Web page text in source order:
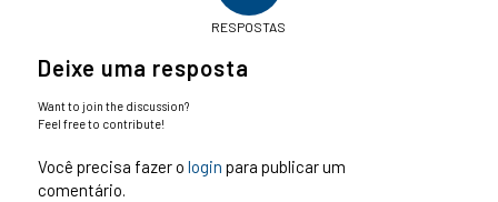
RESPOSTAS
Deixe uma resposta
Want to join the discussion?
Feel free to contribute!
Você precisa fazer o login para publicar um
comentário.